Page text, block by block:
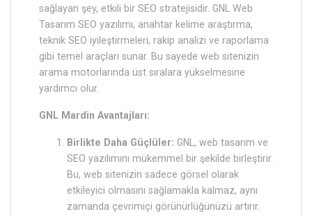
sağlayan şey, etkili bir SEO stratejisidir. GNL Web
Tasarım SEO yazılımı, anahtar kelime araştırma,
teknik SEO iyileştirmeleri, rakip analizi ve raporlama
gibi temel araçları sunar. Bu sayede web sitenizin
arama motorlarında üst sıralara yükselmesine
yardımcı olur.
GNL Mardin Avantajları:
Birlikte Daha Güçlüler: GNL, web tasarım ve
SEO yazılımını mükemmel bir şekilde birleştirir.
Bu, web sitenizin sadece görsel olarak
etkileyici olmasını sağlamakla kalmaz, aynı
zamanda çevrimiçi görünürlüğünüzü artırır.